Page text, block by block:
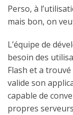
Perso, à
mais bon, on
L’équipe de
besoin des
Flash et a
valide son
capable de
propres